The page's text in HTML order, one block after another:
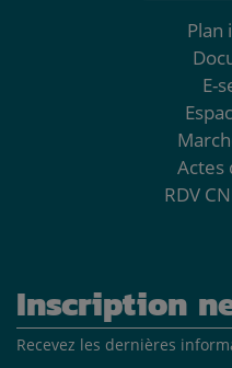
Plan
E-
Actes
RDV
Inscription
Recevez les dernières